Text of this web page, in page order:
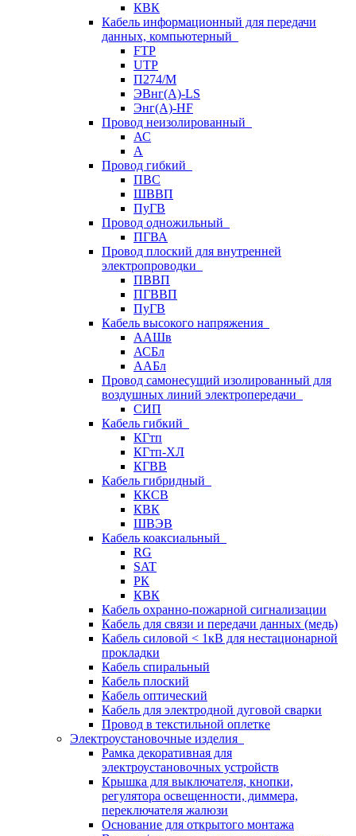
КВК
Кабель информационный для передачи
данных, компьютерный
FTP
UTP
П274/М
ЭВнг(А)-LS
Энг(А)-HF
Провод неизолированный
АС
А
Провод гибкий
ПВС
ШВВП
ПуГВ
Провод одножильный
ПГВА
Провод плоский для внутренней
электропроводки
ПВВП
ПГВВП
ПуГВ
Кабель высокого напряжения
ААШв
АСБл
ААБл
Провод самонесущий изолированный для
воздушных линий электропередачи
СИП
Кабель гибкий
КГтп
КГтп-ХЛ
КГВВ
Кабель гибридный
ККСВ
КВК
ШВЭВ
Кабель коаксиальный
RG
SAT
РК
КВК
Кабель охранно-пожарной сигнализации
Кабель для связи и передачи данных (медь)
Кабель силовой < 1кВ для нестационарной
прокладки
Кабель спиральный
Кабель плоский
Кабель оптический
Кабель для электродной дуговой сварки
Провод в текстильной оплетке
Электроустановочные изделия
Рамка декоративная для
электроустановочных устройств
Крышка для выключателя, кнопки,
регулятора освещенности, диммера,
переключателя жалюзи
Основание для открытого монтажа